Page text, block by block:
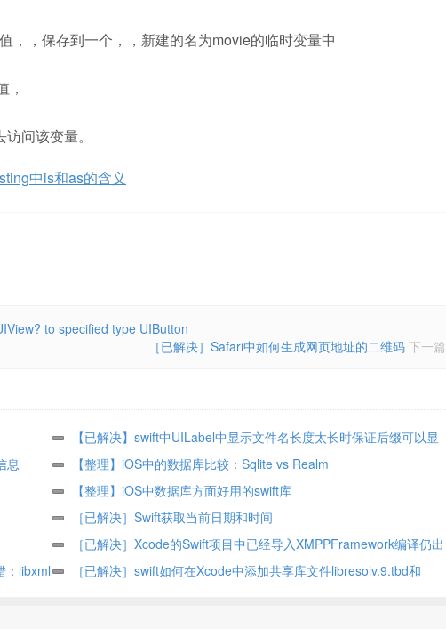
，，保存到一个，，新建的名为movie的临时变量中
，
问该变量。
中is和as的含义
to specified type UIButton
［已解决］Safari中如何生成网页地址的二维码 下一篇
【已解决】swift中UILabel中显示文件名长度太长时保证后缀可以显
示
息
【整理】iOS中的数据库比较：Sqlite vs Realm
【整理】iOS中数据库方面好用的swift库
［已解决］Swift获取当前日期和时间
［已解决］Xcode的Swift项目中已经导入XMPPFramework编译仍出
错：Use of undeclared type ‘XMPPStream’
：libxml
［已解决］swift如何在Xcode中添加共享库文件libresolv.9.tbd和